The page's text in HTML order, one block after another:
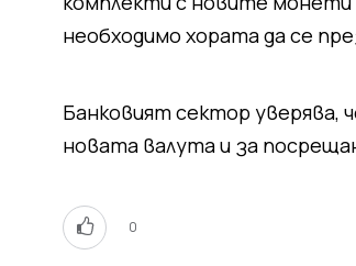
необходимо хората да се
Банковият сектор уверява,
новата валута и за
0